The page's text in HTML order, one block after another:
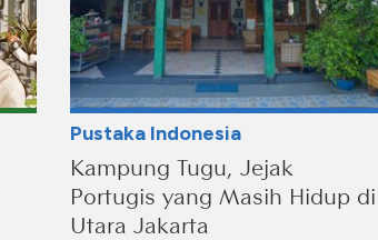
Pustaka Indonesia
Kampung Tugu, Jejak
Portugis yang Masih Hidup di
Utara Jakarta